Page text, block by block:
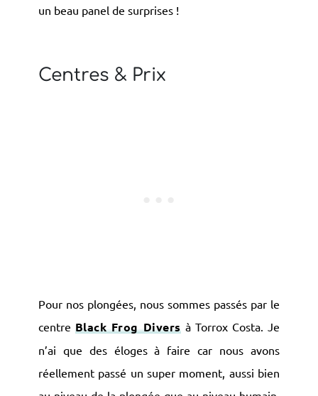
un beau panel de surprises !
Centres & Prix
Pour nos plongées, nous sommes passés par le
centre Black Frog Divers à Torrox Costa. Je
n’ai que des éloges à faire car nous avons
réellement passé un super moment, aussi bien